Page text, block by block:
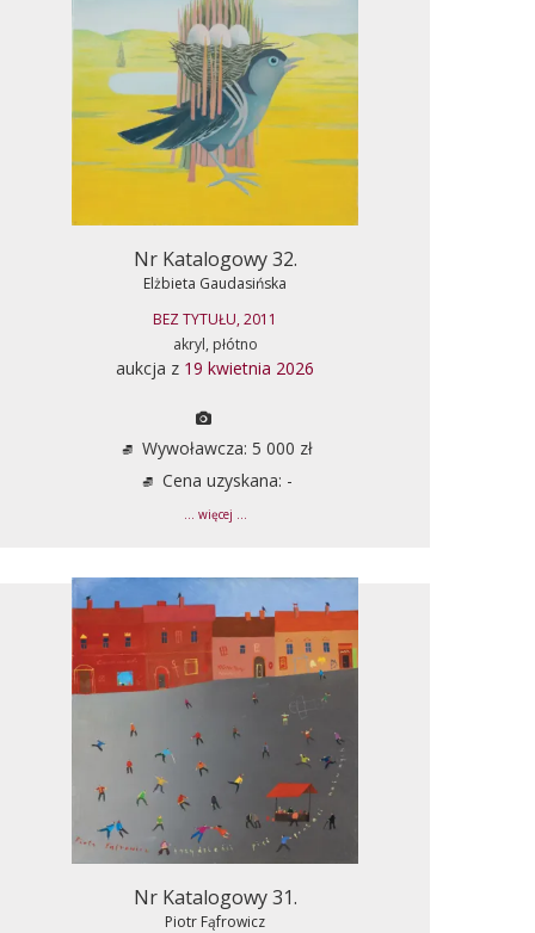
Nr Katalogowy 32.
Elżbieta Gaudasińska
BEZ TYTUŁU, 2011
akryl, płótno
aukcja z 19 kwietnia 2026
Wywoławcza: 5 000 zł
Cena uzyskana: -
... więcej ...
Nr Katalogowy 31.
Piotr Fąfrowicz